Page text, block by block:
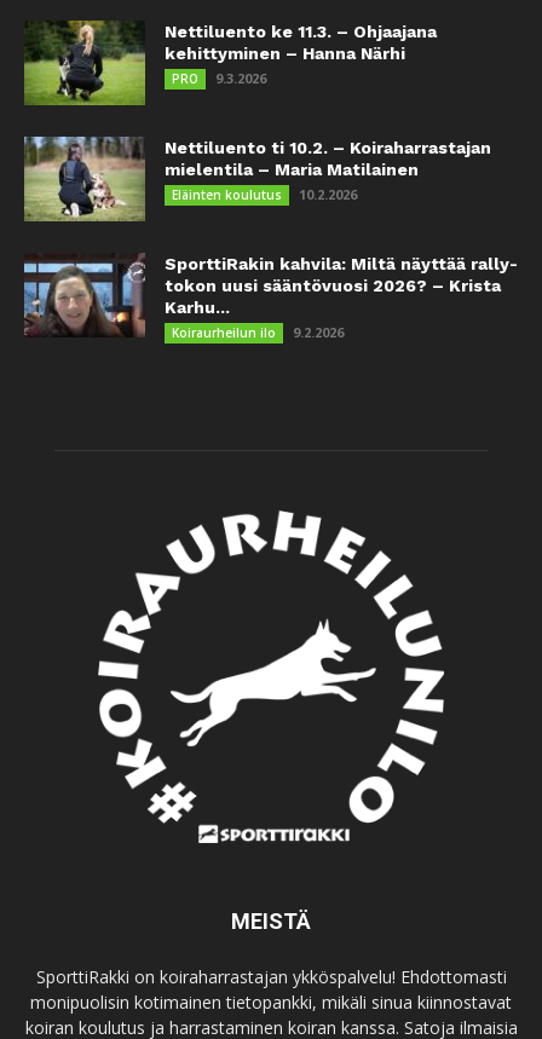
Nettiluento ke 11.3. – Ohjaajana
kehittyminen – Hanna Närhi
PRO 9.3.2026
Nettiluento ti 10.2. – Koiraharrastajan
mielentila – Maria Matilainen
Eläinten koulutus 10.2.2026
SporttiRakin kahvila: Miltä näyttää rally-
tokon uusi sääntövuosi 2026? – Krista
Karhu...
Koiraurheilun ilo 9.2.2026
MEISTÄ
SporttiRakki on koiraharrastajan ykköspalvelu! Ehdottomasti
monipuolisin kotimainen tietopankki, mikäli sinua kiinnostavat
koiran koulutus ja harrastaminen koiran kanssa. Satoja ilmaisia